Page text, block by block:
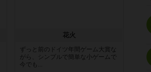
花火
ずっと前のドイツ年間ゲーム大賞な
がら、シンプルで簡単な小ゲームで
今でも...